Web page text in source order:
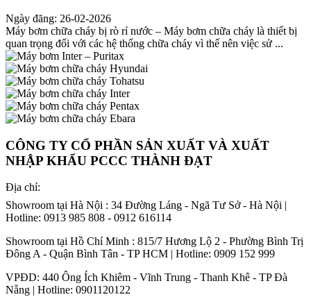
Ngày đăng: 26-02-2026
Máy bơm chữa cháy bị rò rỉ nước – Máy bơm chữa cháy là thiết bị
quan trọng đối với các hệ thống chữa cháy vì thế nên việc sử ...
CÔNG TY CỔ PHẦN SẢN XUẤT VÀ XUẤT
NHẬP KHẨU PCCC THÀNH ĐẠT
Địa chỉ:
Showroom tại Hà Nội : 34 Đường Láng - Ngã Tư Sở - Hà Nội |
Hotline: 0913 985 808 - 0912 616114
Showroom tại Hồ Chí Minh : 815/7 Hương Lộ 2 - Phường Bình Trị
Đông A - Quận Bình Tân - TP HCM | Hotline: 0909 152 999
VPĐD: 440 Ông Ích Khiêm - Vĩnh Trung - Thanh Khê - TP Đà
Nẵng | Hotline: 0901120122